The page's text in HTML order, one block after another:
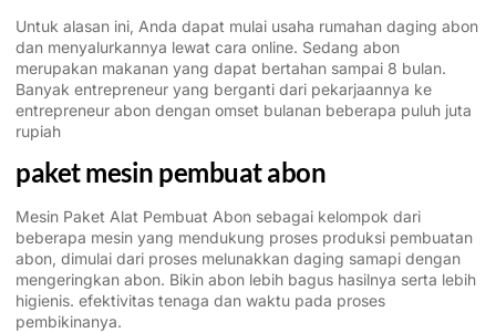
Untuk alasan ini, Anda dapat mulai usaha rumahan daging abon
dan menyalurkannya lewat cara online. Sedang abon
merupakan makanan yang dapat bertahan sampai 8 bulan.
Banyak entrepreneur yang berganti dari pekarjaannya ke
entrepreneur abon dengan omset bulanan beberapa puluh juta
rupiah
paket mesin pembuat abon
Mesin Paket Alat Pembuat Abon sebagai kelompok dari
beberapa mesin yang mendukung proses produksi pembuatan
abon, dimulai dari proses melunakkan daging samapi dengan
mengeringkan abon. Bikin abon lebih bagus hasilnya serta lebih
higienis. efektivitas tenaga dan waktu pada proses
pembikinanya.